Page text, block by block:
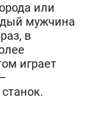
или
мужчина
в
играет